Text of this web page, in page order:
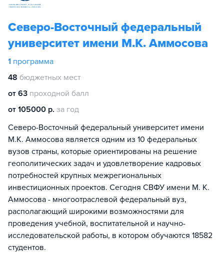
Северо-Восточный федеральный
университет имени М.К. Аммосова
1 программа
48 бюджетных мест
от 63 проходной балл
от 105000 р. за год
Северо-Восточный федеральный университет имени
М.К. Аммосова является одним из 10 федеральных
вузов страны, которые ориентированы на решение
геополитических задач и удовлетворение кадровых
потребностей крупных межрегиональных
инвестиционных проектов. Сегодня СВФУ имени М. К.
Аммосова - многоотраслевой федеральный вуз,
располагающий широкими возможностями для
проведения учебной, воспитательной и научно-
исследовательской работы, в котором обучаются 18582
студентов.